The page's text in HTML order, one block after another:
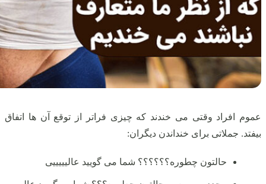
عموم افراد وقتی می‌ خندند که چیزی فراتر از توقع آن‌ ها اتفاق
بیفتد. جملاتی برای خنداندن دیگران:
حالتون چطوره؟؟؟؟؟؟ شما می‌ گویید عالیییییی